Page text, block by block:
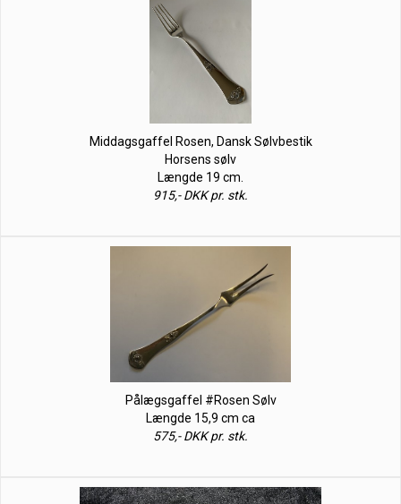
Middagsgaffel Rosen, Dansk Sølvbestik
Horsens sølv
Længde 19 cm.
915,- DKK pr. stk.
Pålægsgaffel #Rosen Sølv
Længde 15,9 cm ca
575,- DKK pr. stk.